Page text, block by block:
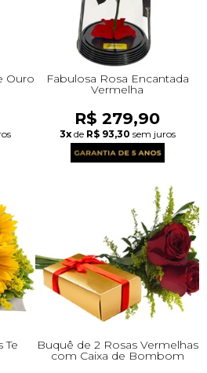
Ouro Fabulosa Rosa Encantada
Vermelha
R$ 279,90
3x de R$ 93,30 sem juros
Te Buquê de 2 Rosas Vermelhas
com Caixa de Bombom